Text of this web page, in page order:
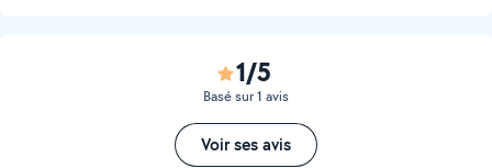
1/5
Basé sur 1 avis
Voir ses avis